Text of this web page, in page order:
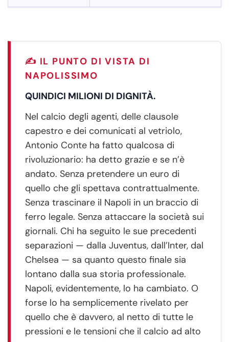
✍️ IL PUNTO DI VISTA DI
NAPOLISSIMO
QUINDICI MILIONI DI DIGNITÀ.
Nel calcio degli agenti, delle clausole
capestro e dei comunicati al vetriolo,
Antonio Conte ha fatto qualcosa di
rivoluzionario: ha detto grazie e se n’è
andato. Senza pretendere un euro di
quello che gli spettava contrattualmente.
Senza trascinare il Napoli in un braccio di
ferro legale. Senza attaccare la società sui
giornali. Chi ha seguito le sue precedenti
separazioni — dalla Juventus, dall’Inter, dal
Chelsea — sa quanto questo finale sia
lontano dalla sua storia professionale.
Napoli, evidentemente, lo ha cambiato. O
forse lo ha semplicemente rivelato per
quello che è davvero, al netto di tutte le
pressioni e le tensioni che il calcio ad alto